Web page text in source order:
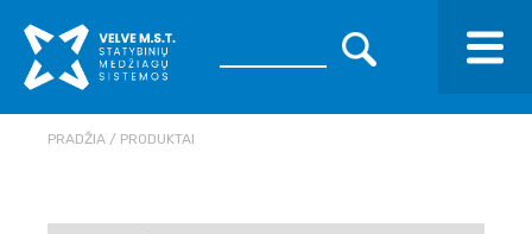
PRADŽIA PRODUKTAI